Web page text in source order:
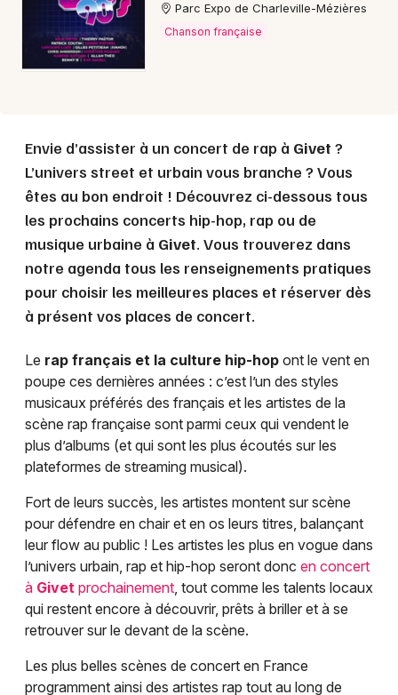
Mon email
Parc Expo de Charleville-Mézières
Chanson française
Envie d’assister à un concert de rap à Givet ?
L’univers street et urbain vous branche ? Vous
êtes au bon endroit ! Découvrez ci-dessous tous
les prochains concerts hip-hop, rap ou de
musique urbaine à Givet. Vous trouverez dans
notre agenda tous les renseignements pratiques
pour choisir les meilleures places et réserver dès
à présent vos places de concert.
Le rap français et la culture hip-hop ont le vent en
poupe ces dernières années : c’est l’un des styles
musicaux préférés des français et les artistes de la
scène rap française sont parmi ceux qui vendent le
plus d’albums (et qui sont les plus écoutés sur les
plateformes de streaming musical).
Fort de leurs succès, les artistes montent sur scène
pour défendre en chair et en os leurs titres, balançant
leur flow au public ! Les artistes les plus en vogue dans
l’univers urbain, rap et hip-hop seront donc en concert
à Givet prochainement, tout comme les talents locaux
qui restent encore à découvrir, prêts à briller et à se
retrouver sur le devant de la scène.
Les plus belles scènes de concert en France
programment ainsi des artistes rap tout au long de